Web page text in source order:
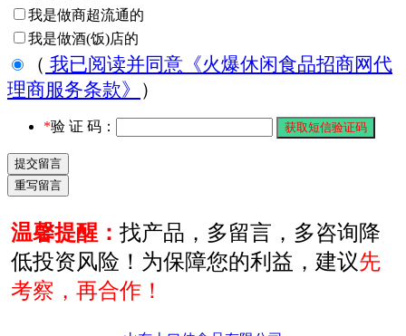
我是做商超流通的
我是做酒(饭)店的
（ 我已阅读并同意《火爆休闲食品招商网代
理商服务条款》
）
*验 证 码：
温馨提醒：找产品，多留言，多咨询降
低投资风险！为保障您的利益，建议先
考察，再合作！